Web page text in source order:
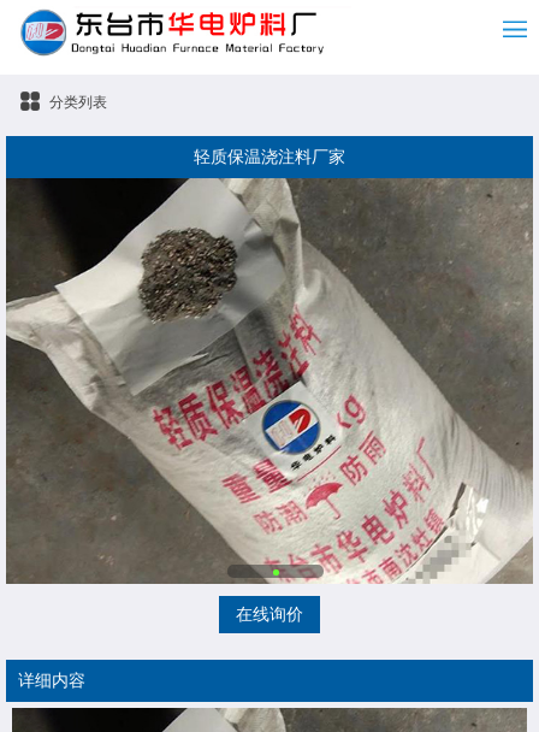
分类列表
轻质保温浇注料厂家
在线询价
详细内容